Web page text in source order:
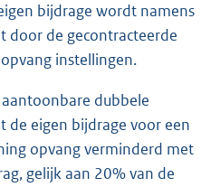
bijdrage wordt namens
door de gecontracteerde
instellingen.
dubbele
de eigen bijdrage voor een
opvang verminderd met
gelijk aan 20% van de